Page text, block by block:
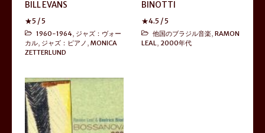
BILL EVANS
★5 / 5
1960-1964 ジャズ：ヴォー
カル ジャズ：ピアノ ,MONICA
ZETTERLUND
BINOTTI
★4.5 / 5
他国のブラジル音楽 RAMON
LEAL
2000年代